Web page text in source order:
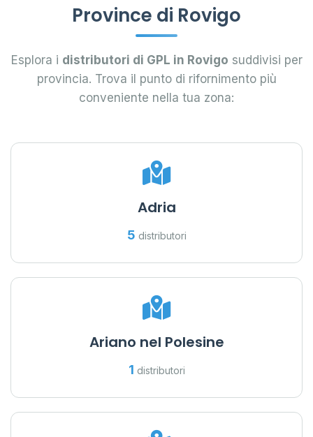
Province di Rovigo
Esplora i distributori di GPL in Rovigo suddivisi per
provincia. Trova il punto di rifornimento più
conveniente nella tua zona:
Adria
5 distributori
Ariano nel Polesine
1 distributori